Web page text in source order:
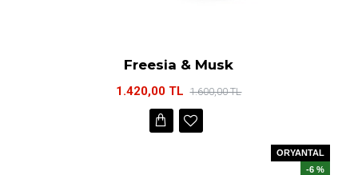
Freesia & Musk
1.420,00 TL 1.600,00 TL
ORYANTAL
-6 %